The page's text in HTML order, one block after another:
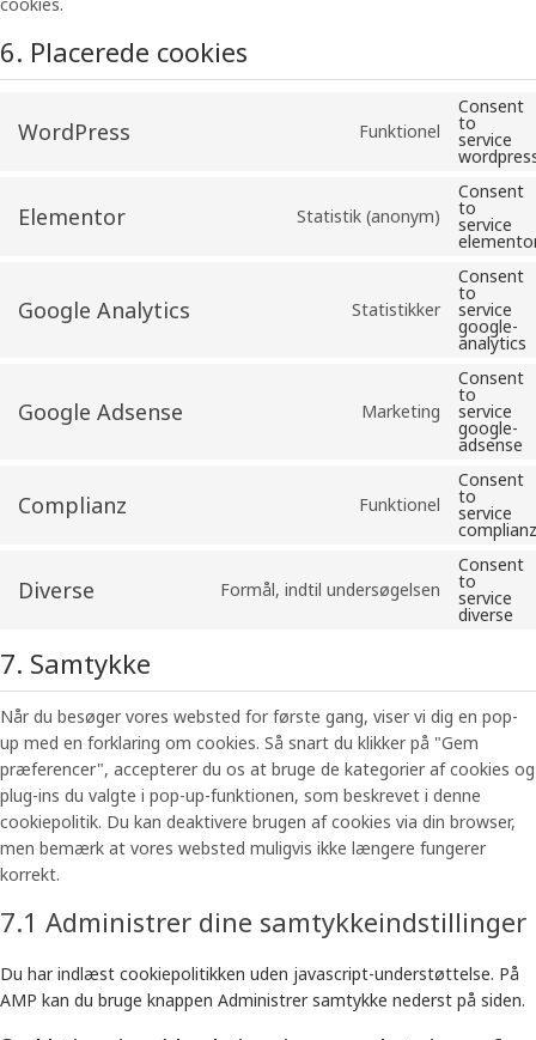
6. Placerede cookies
WordPress Funktionel
Consent
to
service
Elementor Statistik (anonym)
Consent
to
service
Google Analytics Statistikker
Consent
to
service
google-
analytics
Google Adsense Marketing
Consent
to
service
google-
adsense
Complianz Funktionel
Consent
to
service
complianz
Diverse Formål, indtil undersøgelsen
Consent
to
service
diverse
7. Samtykke
Når du besøger vores websted for første gang, viser vi dig en pop-
up med en forklaring om cookies. Så snart du klikker på "Gem
præferencer", accepterer du os at bruge de kategorier af cookies og
plug-ins du valgte i pop-up-funktionen, som beskrevet i denne
cookiepolitik. Du kan deaktivere brugen af ​​cookies via din browser,
men bemærk at vores websted muligvis ikke længere fungerer
korrekt.
7.1 Administrer dine samtykkeindstillinger
Du har indlæst cookiepolitikken uden javascript-understøttelse. På
AMP kan du bruge knappen Administrer samtykke nederst på siden.